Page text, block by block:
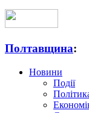
Полтавщина:
Новини
Події